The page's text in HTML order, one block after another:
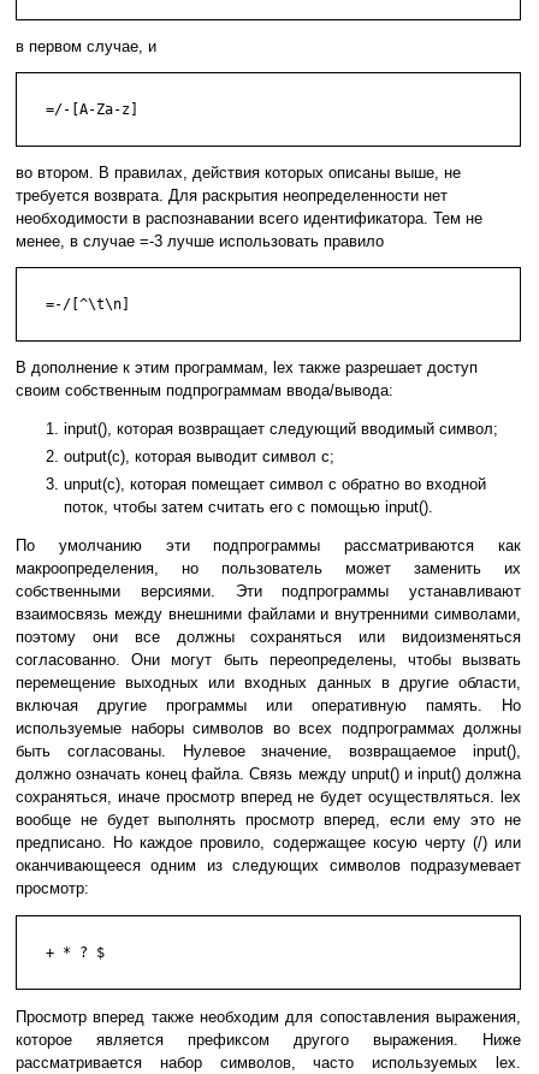
в первом случае, и
   =/-[A-Za-z]
во втором. В правилах, действия которых описаны выше, не
требуется возврата. Для раскрытия неопределенности нет
необходимости в распознавании всего идентификатора. Тем не
менее, в случае =-3 лучше использовать правило
   =-/[^\t\n]
В дополнение к этим программам, lex также разрешает доступ
своим собственным подпрограммам ввода/вывода:
input(), которая возвращает следующий вводимый символ;
output(с), которая выводит символ c;
unput(с), которая помещает символ c обратно во входной
поток, чтобы затем считать его с помощью input().
По умолчанию эти подпрограммы рассматриваются как
макроопределения, но пользователь может заменить их
собственными версиями. Эти подпрограммы устанавливают
взаимосвязь между внешними файлами и внутренними символами,
поэтому они все должны сохраняться или видоизменяться
согласованно. Они могут быть переопределены, чтобы вызвать
перемещение выходных или входных данных в другие области,
включая другие программы или оперативную память. Но
используемые наборы символов во всех подпрограммах должны
быть согласованы. Нулевое значение, возвращаемое input(),
должно означать конец файла. Связь между unput() и input() должна
сохраняться, иначе просмотр вперед не будет осуществляться. lex
вообще не будет выполнять просмотр вперед, если ему это не
предписано. Но каждое провило, содержащее косую черту (/) или
оканчивающееся одним из следующих символов подразумевает
просмотр:
   + * ? $
Просмотр вперед также необходим для сопоставления выражения,
которое является префиксом другого выражения. Ниже
рассматривается набор символов, часто используемых lex.